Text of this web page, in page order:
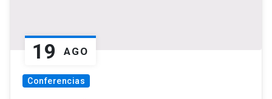
19 AGO
Conferencias